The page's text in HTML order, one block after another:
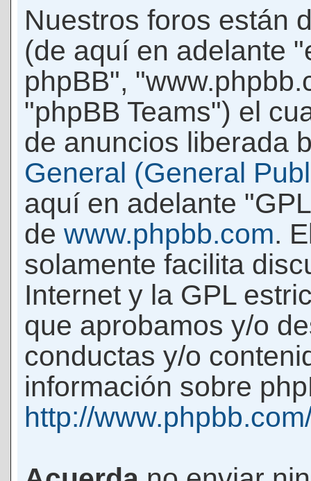
Nuestros foros están
(de aquí en adelante
phpBB",
"phpBB Teams") el
de anuncios liberada
General (General
aquí en adelante
de www.phpbb.com.
solamente facilita
Internet y la GPL
que aprobamos y/o
conductas y/o
información sobre
http://